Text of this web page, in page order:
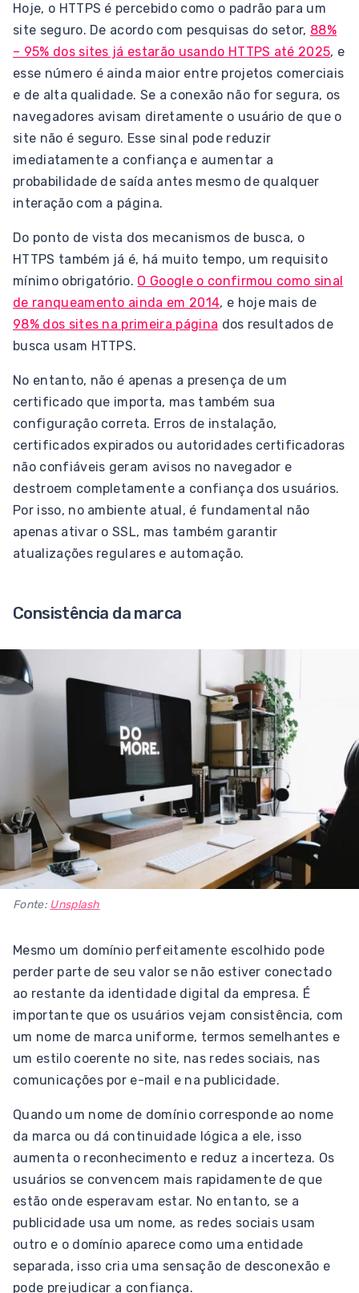
Hoje, o HTTPS é percebido como o padrão para um
site seguro. De acordo com pesquisas do setor, 88%
– 95% dos sites já estarão usando HTTPS até 2025, e
esse número é ainda maior entre projetos comerciais
e de alta qualidade. Se a conexão não for segura, os
navegadores avisam diretamente o usuário de que o
site não é seguro. Esse sinal pode reduzir
imediatamente a confiança e aumentar a
probabilidade de saída antes mesmo de qualquer
interação com a página.
Do ponto de vista dos mecanismos de busca, o
HTTPS também já é, há muito tempo, um requisito
mínimo obrigatório. O Google o confirmou como sinal
de ranqueamento ainda em 2014, e hoje mais de
98% dos sites na primeira página dos resultados de
busca usam HTTPS.
No entanto, não é apenas a presença de um
certificado que importa, mas também sua
configuração correta. Erros de instalação,
certificados expirados ou autoridades certificadoras
não confiáveis geram avisos no navegador e
destroem completamente a confiança dos usuários.
Por isso, no ambiente atual, é fundamental não
apenas ativar o SSL, mas também garantir
atualizações regulares e automação.
Consistência da marca
Fonte: Unsplash
Mesmo um domínio perfeitamente escolhido pode
perder parte de seu valor se não estiver conectado
ao restante da identidade digital da empresa. É
importante que os usuários vejam consistência, com
um nome de marca uniforme, termos semelhantes e
um estilo coerente no site, nas redes sociais, nas
comunicações por e-mail e na publicidade.
Quando um nome de domínio corresponde ao nome
da marca ou dá continuidade lógica a ele, isso
aumenta o reconhecimento e reduz a incerteza. Os
usuários se convencem mais rapidamente de que
estão onde esperavam estar. No entanto, se a
publicidade usa um nome, as redes sociais usam
outro e o domínio aparece como uma entidade
separada, isso cria uma sensação de desconexão e
pode prejudicar a confiança.